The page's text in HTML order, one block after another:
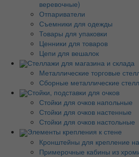
веревочные)
Отпариватели
Съемники для одежды
Товары для упаковки
Ценники для товаров
Цепи для вешалок
Стеллажи для магазина и склада
Металлические торговые
Сборные металлические
Стойки, подставки для очков
Стойки для очков напольные
Стойки для очков настенные
Стойки для очков настольные
Элементы крепления к стене
Кронштейны для крепление
Примерочные кабины из